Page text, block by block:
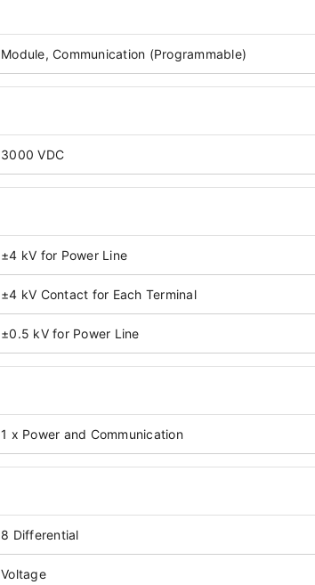
Module, Communication (Programmable)
3000 VDC
±4 kV for Power Line
±4 kV Contact for Each Terminal
±0.5 kV for Power Line
1 x Power and Communication
8 Differential
Voltage